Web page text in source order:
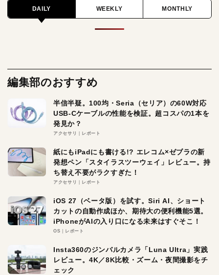
DAILY WEEKLY MONTHLY
編集部のおすすめ
半信半疑。100均・Seria（セリア）の60W対応
USB-Cケーブルの性能を検証。超コスパの1本を
発見か？
アクセサリ レポート
紙にもiPadにも書ける!? エレコム×ゼブラの新
発想ペン「スタイラスツーウェイ」レビュー。持
ち替え不要がラクすぎた！
アクセサリ レポート
iOS 27（ベータ版）を試す。Siri AI、ショート
カットの自動作成ほか、期待大の便利機能5選。
iPhoneがAIの入り口になる未来はすぐそこ！
OS レポート
Insta360のジンバルカメラ「Luna Ultra」実践
レビュー。4K／8K比較・ズーム・夜間撮影をチ
ェック